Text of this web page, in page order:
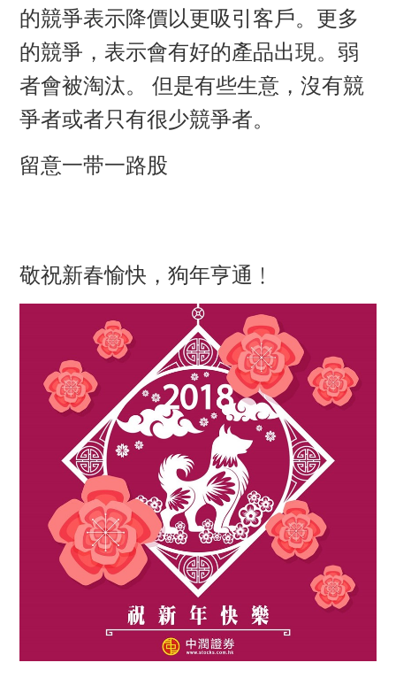
的競爭表示降價以更吸引客戶。更多
的競爭，表示會有好的產品出現。弱
者會被淘汰。 但是有些生意，沒有競
爭者或者只有很少競爭者。
留意一带一路股
敬祝新春愉快，狗年亨通﹗